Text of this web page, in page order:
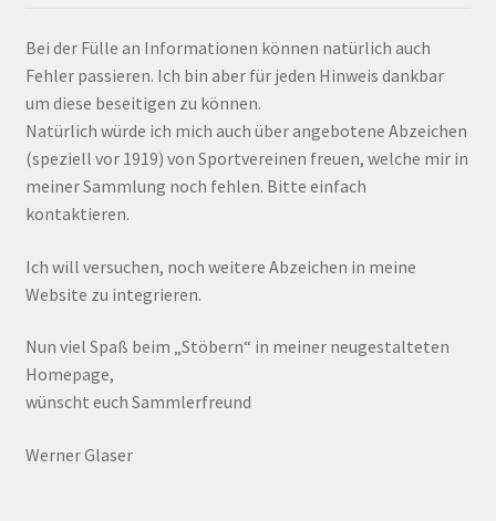
Bei der Fülle an Informationen können natürlich auch
Fehler passieren. Ich bin aber für jeden Hinweis dankbar
um diese beseitigen zu können.
Natürlich würde ich mich auch über angebotene Abzeichen
(speziell vor 1919) von Sportvereinen freuen, welche mir in
meiner Sammlung noch fehlen. Bitte einfach
kontaktieren.
Ich will versuchen, noch weitere Abzeichen in meine
Website zu integrieren.
Nun viel Spaß beim „Stöbern“ in meiner neugestalteten
Homepage,
wünscht euch Sammlerfreund
Werner Glaser